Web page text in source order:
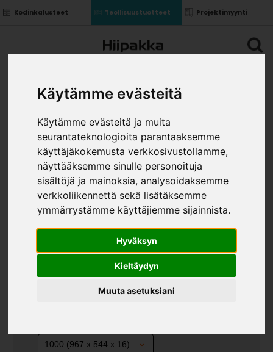
Käytämme evästeitä
Käytämme evästeitä ja muita
seurantateknologioita parantaaksemme
käyttäjäkokemusta verkkosivustollamme,
näyttääksemme sinulle personoituja
sisältöjä ja mainoksia, analysoidaksemme
verkkoliikennettä sekä lisätäksemme
ymmärrystämme käyttäjiemme sijainnista.
Hyväksyn
Kieltäydyn
Muuta asetuksiani
Kodinkalusteet Teollisuustuotteet Projektimyynti
KOM. KIINTOHYLLY
VALKOINEN